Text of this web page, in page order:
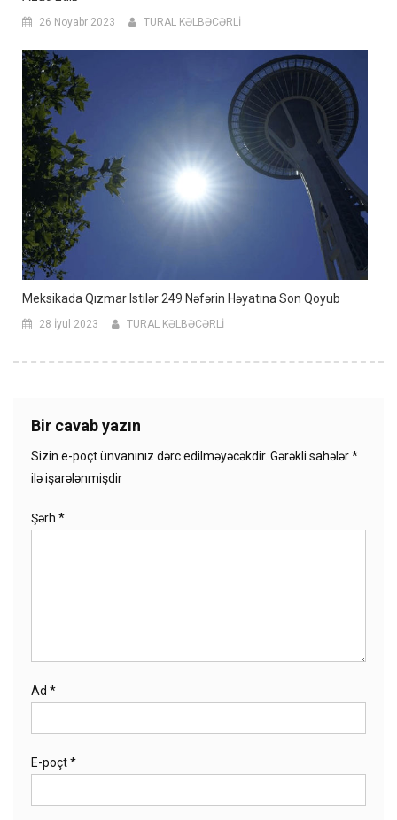
26 Noyabr 2023 TURAL KƏLBƏCƏRLİ
Meksikada Qızmar Istilər 249 Nəfərin Həyatına Son Qoyub
28 İyul 2023 TURAL KƏLBƏCƏRLİ
Bir cavab yazın
Sizin e-poçt ünvanınız dərc edilməyəcəkdir. Gərəkli sahələr*
ilə işarələnmişdir
Şərh *
Ad *
E-poçt*